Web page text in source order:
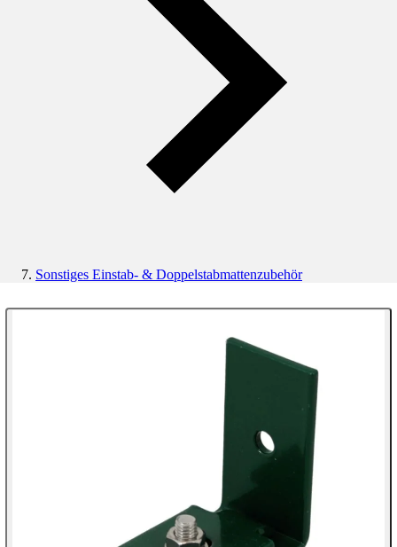
Sonstiges Einstab- & Doppelstabmattenzubehör